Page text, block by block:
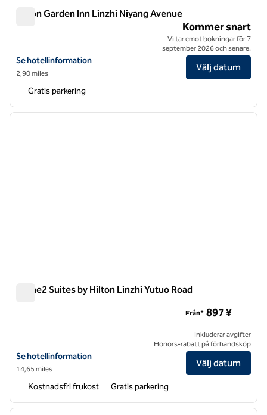
Hilton Garden Inn Linzhi Niyang Avenue
Visa hotelluppgifter för Hilton Garden Inn Linzhi Niyang Avenue
Se hotellinformation
2,90 miles
Kommer snart
Vi tar emot bokningar för 7
september 2026 och senare.
Välj datum
Gratis parkering
1 av 12
nästa
Home2 Suites by Hilton Linzhi Yutuo Road
Visa hotelluppgifter för Home2 Suites by Hilton Linzhi Yutuo Road
Se hotellinformation
14,65 miles
Från* 897 ¥
Inkluderar avgifter
Honors-rabatt på förhandsköp
Välj datum
Kostnadsfri frukost Gratis parkering